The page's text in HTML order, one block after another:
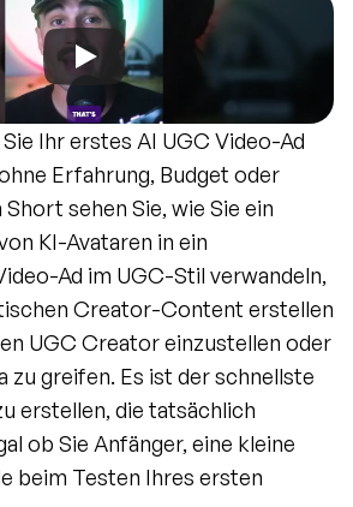
Ihr erstes AI UGC Video-Ad
Erfahrung, Budget oder
sehen Sie, wie Sie ein
KI-Avataren in ein
Ad im UGC-Stil verwandeln,
Creator-Content erstellen
UGC Creator einzustellen oder
zu greifen. Es ist der schnellste
erstellen, die tatsächlich
ob Sie Anfänger, eine kleine
beim Testen Ihres ersten